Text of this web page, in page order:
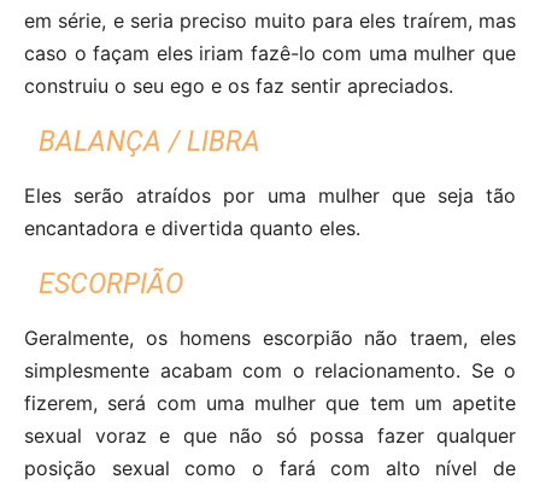
em série, e seria preciso muito para eles traírem, mas
caso o façam eles iriam fazê-lo com uma mulher que
construiu o seu ego e os faz sentir apreciados.
BALANÇA / LIBRA
Eles serão atraídos por uma mulher que seja tão
encantadora e divertida quanto eles.
ESCORPIÃO
Geralmente, os homens escorpião não traem, eles
simplesmente acabam com o relacionamento. Se o
fizerem, será com uma mulher que tem um apetite
sexual voraz e que não só possa fazer qualquer
posição sexual como o fará com alto nível de